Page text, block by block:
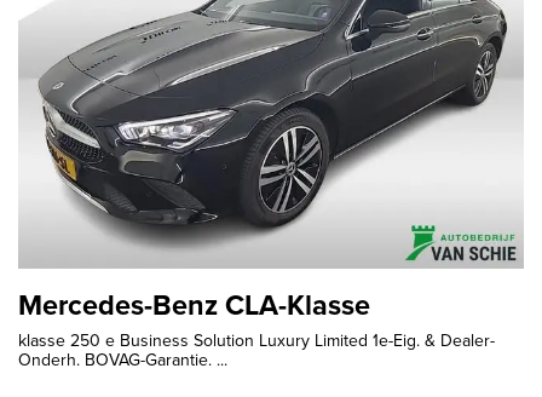
Mercedes-Benz CLA-Klasse
klasse 250 e Business Solution Luxury Limited 1e-Eig. & Dealer-
Onderh. BOVAG-Garantie. ...